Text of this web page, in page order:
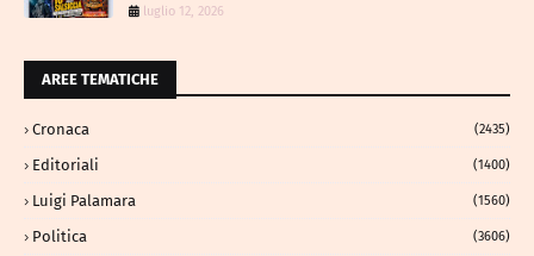
luglio 12, 2026
AREE TEMATICHE
Cronaca (2435)
Editoriali (1400)
Luigi Palamara (1560)
Politica (3606)